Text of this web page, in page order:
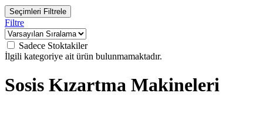
Seçimleri Filtrele
Filtre
Sadece Stoktakiler
İlgili kategoriye ait ürün bulunmamaktadır.
Sosis Kızartma Makineleri